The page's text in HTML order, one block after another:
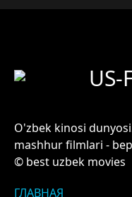
US-
O'zbek kinosi
mashhur filmlari -
© best uzbek movies
ГЛАВНАЯ